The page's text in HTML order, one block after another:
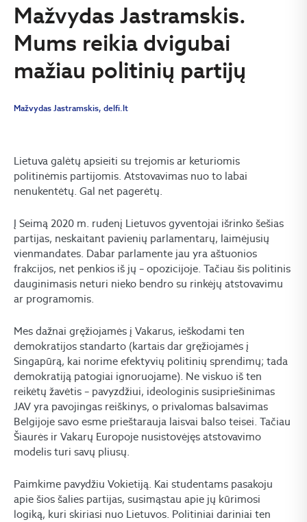
Mažvydas Jastramskis.
Mums reikia dvigubai
mažiau politinių partijų
Mažvydas Jastramskis, delfi.lt
Lietuva galėtų apsieiti su trejomis ar keturiomis
politinėmis partijomis. Atstovavimas nuo to labai
nenukentėtų. Gal net pagerėtų.
Į Seimą 2020 m. rudenį Lietuvos gyventojai išrinko šešias
partijas, neskaitant pavienių parlamentarų, laimėjusių
vienmandates. Dabar parlamente jau yra aštuonios
frakcijos, net penkios iš jų – opozicijoje. Tačiau šis politinis
dauginimasis neturi nieko bendro su rinkėjų atstovavimu
ar programomis.
Mes dažnai gręžiojamės į Vakarus, ieškodami ten
demokratijos standarto (kartais dar gręžiojamės į
Singapūrą, kai norime efektyvių politinių sprendimų; tada
demokratiją patogiai ignoruojame). Ne viskuo iš ten
reikėtų žavėtis – pavyzdžiui, ideologinis susipriešinimas
JAV yra pavojingas reiškinys, o privalomas balsavimas
Belgijoje savo esme prieštarauja laisvai balso teisei. Tačiau
Šiaurės ir Vakarų Europoje nusistovėjęs atstovavimo
modelis turi savų pliusų.
Paimkime pavydžiu Vokietiją. Kai studentams pasakoju
apie šios šalies partijas, susimąstau apie jų kūrimosi
logiką, kuri skiriasi nuo Lietuvos. Politiniai dariniai ten